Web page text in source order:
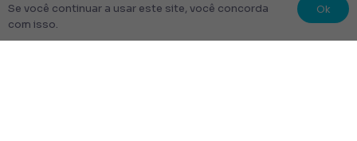
Se você continuar a usar este site, você concorda
com isso.
Ok